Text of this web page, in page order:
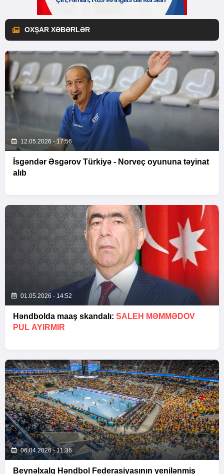
OXŞAR XƏBƏRLƏR
12.05.2026 - 17:56
İsgəndər Əsgərov Türkiyə - Norveç oyununa təyinat
alıb
01.05.2026 - 14:52
Həndbolda maaş skandalı: SALEH MƏMMƏDOV
PUL AYIRMIR
06.04.2026 - 11:36
Beynəlxalq Həndbol Federasiyasının yenilənmiş